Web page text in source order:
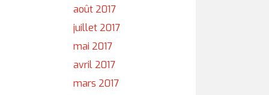
août 2017
juillet 2017
mai 2017
avril 2017
mars 2017